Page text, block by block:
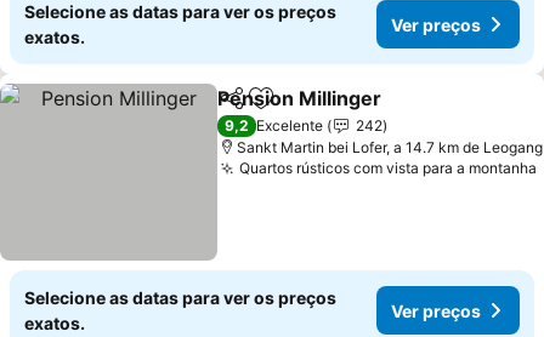
Selecione as datas para ver os preços
exatos.
Ver preços
PartilharAdicionar aos favoritos
Pension Millinger
9,2 Excelente
242
Sankt Martin bei Lofer, a 14.7 km de Leogang
Quartos rústicos com vista para a montanha
Selecione as datas para ver os preços
exatos.
Ver preços